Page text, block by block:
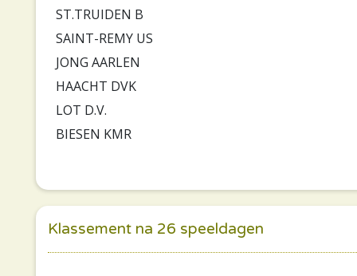
ST.TRUIDEN B
SAINT-REMY US
JONG AARLEN
HAACHT DVK
LOT D.V.
BIESEN KMR
Klassement na 26 speeldagen